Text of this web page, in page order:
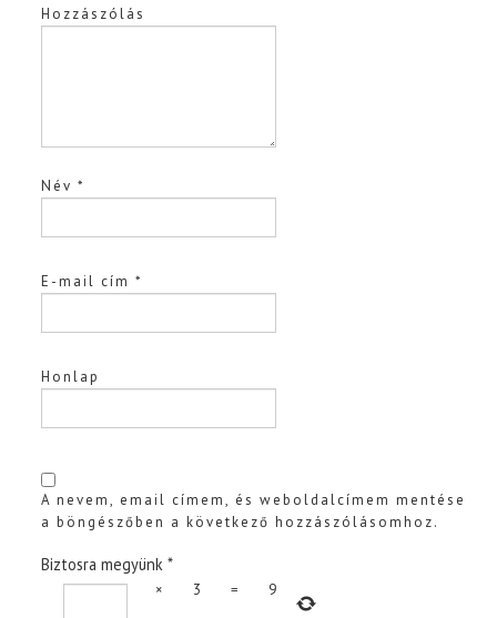
Hozzászólás
Név*
E-mail cím*
Honlap
A nevem, email címem, és weboldalcímem mentése
a böngészőben a következő hozzászólásomhoz.
Biztosra megyünk *
× 3 = 9